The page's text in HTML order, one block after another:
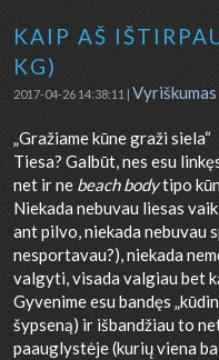
KAIP AŠ
KG)
2017-04-26 14:38:11 | Vyriškumas
„Gražiame kūne graži siela“
Tiesa? Galbūt, nes esu
net ir ne beach bodytipo
Niekada nebuvau liesas
ant pilvo, niekada nebuvau
nesportavau?), niekada
valgyti, visada valgiau bet
Gyvenime esu bandęs
šypseną) ir išbandžiau to
paauglystėje (kurių viena